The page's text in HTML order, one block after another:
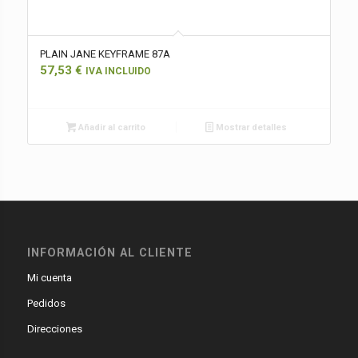
PLAIN JANE KEYFRAME 87A
57,53 € IVA INCLUIDO
Añadir al carrito Mostrar detalles
INFORMACIÓN AL CLIENTE
Mi cuenta
Pedidos
Direcciones